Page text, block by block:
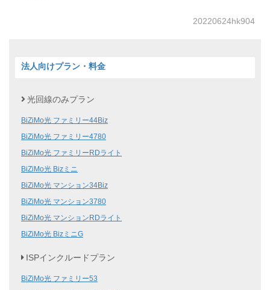
20220624hk904
法人向けプラン・料金
光回線のみプラン
BiZiMo光 ファミリー44Biz
BiZiMo光 ファミリー4780
BiZiMo光 ファミリーRDライト
BiZiMo光 Bizミニ
BiZiMo光 マンション34Biz
BiZiMo光 マンション3780
BiZiMo光 マンションRDライト
BiZiMo光 BizミニG
ISPインクルードプラン
BiZiMo光 ファミリー53